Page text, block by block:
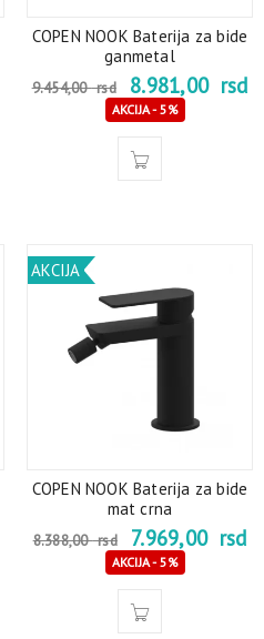
COPEN NOOK Baterija za bide
ganmetal
9.454,00rsd 8.981,00 rsd
AKCIJA - 5%
AKCIJA
COPEN NOOK Baterija za bide
mat crna
8.388,00rsd 7.969,00 rsd
AKCIJA - 5%